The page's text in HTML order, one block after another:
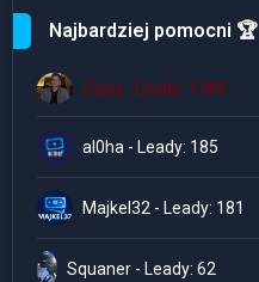
Najbardziej pomocni 🏆
Czaq - Leady: 1184
al0ha - Leady: 185
Majkel32 - Leady: 181
Squaner - Leady: 62